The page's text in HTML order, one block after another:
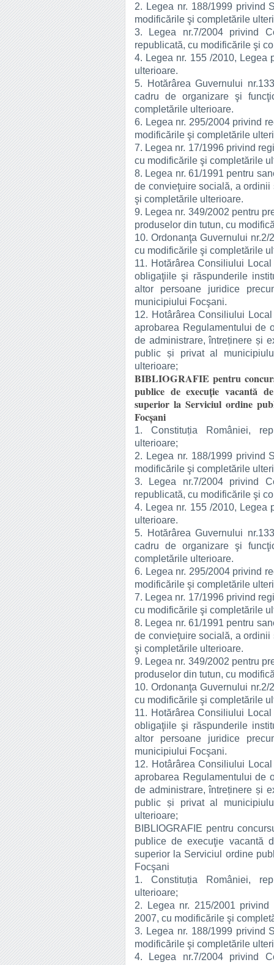
2. Legea nr. 188/1999 privind
modificările şi completările
3. Legea nr.7/2004 privind
republicată, cu modificările şi
4. Legea nr. 155 /2010, Legea
ulterioare.
5. Hotărârea Guvernului
cadru de organizare şi
completările ulterioare.
6. Legea nr. 295/2004 privind
modificările şi completările
7. Legea nr. 17/1996 privind
cu modificările şi completările
8. Legea nr. 61/1991 pentru
de convieţuire socială, a
şi completările ulterioare.
9. Legea nr. 349/2002 pentru
produselor din tutun, cu
10. Ordonanţa Guvernului
cu modificările şi completările
11. Hotărârea Consiliului
obligaţiile şi răspunderile
altor persoane juridice
municipiului Focşani.
12. Hotârârea Consiliului
aprobarea Regulamentului de
de administrare, întreținere și
public și privat al
ulterioare;
BIBLIOGRAFIE pentru
publice de execuţie vacantă
superior la Serviciul ordine
Focşani
1. Constituția României,
ulterioare;
2. Legea nr. 188/1999 privind
modificările şi completările
3. Legea nr.7/2004 privind
republicată, cu modificările şi
4. Legea nr. 155 /2010, Legea
ulterioare.
5. Hotărârea Guvernului
cadru de organizare şi
completările ulterioare.
6. Legea nr. 295/2004 privind
modificările şi completările
7. Legea nr. 17/1996 privind
cu modificările şi completările
8. Legea nr. 61/1991 pentru
de convieţuire socială, a
şi completările ulterioare.
9. Legea nr. 349/2002 pentru
produselor din tutun, cu
10. Ordonanţa Guvernului
cu modificările şi completările
11. Hotărârea Consiliului
obligaţiile şi răspunderile
altor persoane juridice
municipiului Focşani.
12. Hotârârea Consiliului
aprobarea Regulamentului de
de administrare, întreținere și
public și privat al
ulterioare;
BIBLIOGRAFIE pentru
publice de execuţie vacantă
superior la Serviciul ordine
Focşani
1. Constituția României,
ulterioare;
2. Legea nr. 215/2001
2007, cu modificările şi
3. Legea nr. 188/1999 privind
modificările şi completările
4. Legea nr.7/2004 privind